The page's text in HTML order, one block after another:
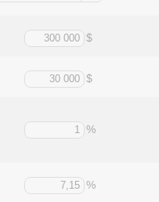
$
$
%
%